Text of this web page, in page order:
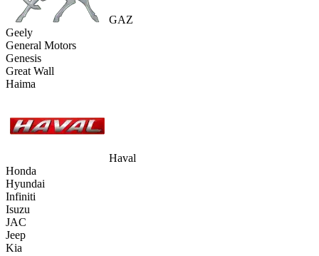
GAZ
Geely
General Motors
Genesis
Great Wall
Haima
Haval
Honda
Hyundai
Infiniti
Isuzu
JAC
Jeep
Kia